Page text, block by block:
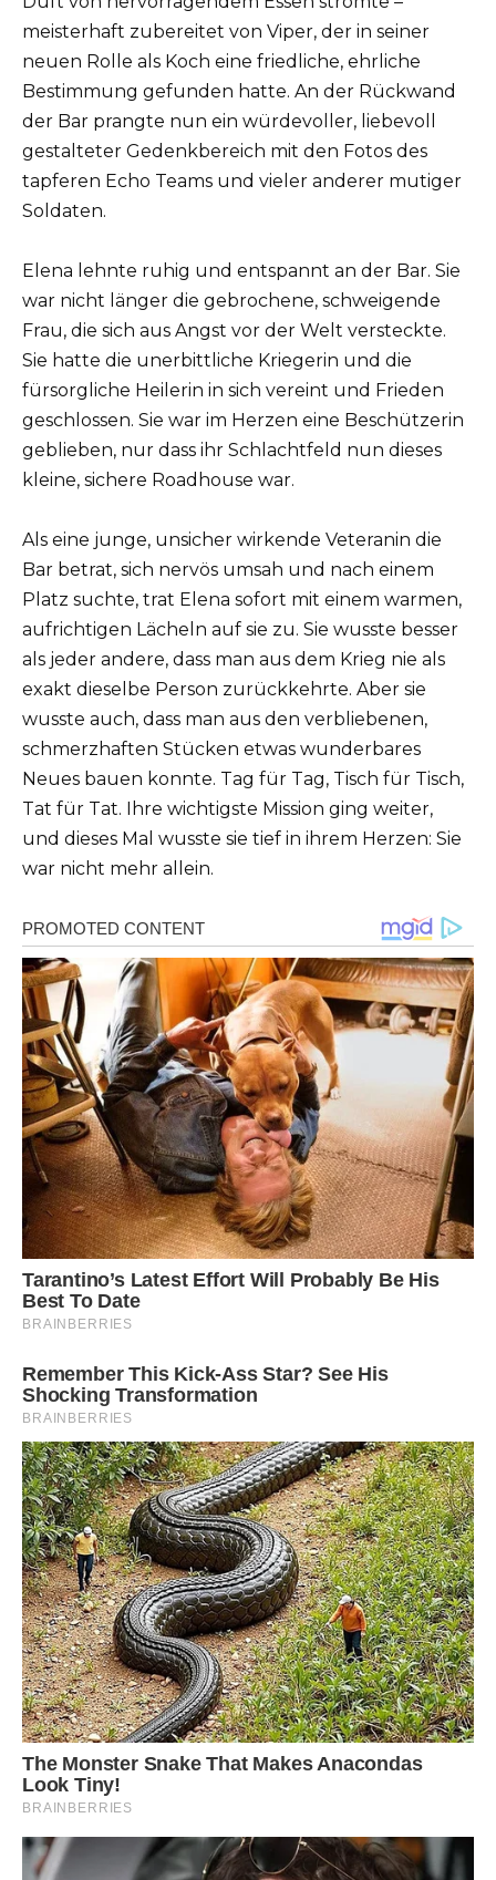
meisterhaft zubereitet von Viper, der in seiner
neuen Rolle als Koch eine friedliche, ehrliche
Bestimmung gefunden hatte. An der Rückwand
der Bar prangte nun ein würdevoller, liebevoll
gestalteter Gedenkbereich mit den Fotos des
tapferen Echo Teams und vieler anderer mutiger
Soldaten.
Elena lehnte ruhig und entspannt an der Bar. Sie
war nicht länger die gebrochene, schweigende
Frau, die sich aus Angst vor der Welt versteckte.
Sie hatte die unerbittliche Kriegerin und die
fürsorgliche Heilerin in sich vereint und Frieden
geschlossen. Sie war im Herzen eine Beschützerin
geblieben, nur dass ihr Schlachtfeld nun dieses
kleine, sichere Roadhouse war.
Als eine junge, unsicher wirkende Veteranin die
Bar betrat, sich nervös umsah und nach einem
Platz suchte, trat Elena sofort mit einem warmen,
aufrichtigen Lächeln auf sie zu. Sie wusste besser
als jeder andere, dass man aus dem Krieg nie als
exakt dieselbe Person zurückkehrte. Aber sie
wusste auch, dass man aus den verbliebenen,
schmerzhaften Stücken etwas wunderbares
Neues bauen konnte. Tag für Tag, Tisch für Tisch,
Tat für Tat. Ihre wichtigste Mission ging weiter,
und dieses Mal wusste sie tief in ihrem Herzen: Sie
war nicht mehr allein.